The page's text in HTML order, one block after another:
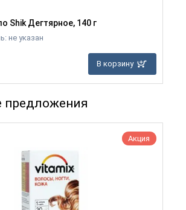
Shik Дегтярное, 140 г
не указан
В корзину
Акция